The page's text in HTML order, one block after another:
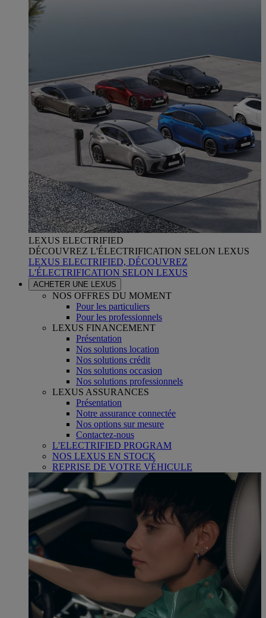
LEXUS ELECTRIFIED
DÉCOUVREZ L'ÉLECTRIFICATION SELON LEXUS
LEXUS ELECTRIFIED, DÉCOUVREZ
L'ÉLECTRIFICATION SELON LEXUS
ACHETER UNE LEXUS
NOS OFFRES DU MOMENT
Pour les particuliers
Pour les professionnels
LEXUS FINANCEMENT
Présentation
Nos solutions location
Nos solutions crédit
Nos solutions occasion
Nos solutions professionnels
LEXUS ASSURANCES
Présentation
Notre assurance connectée
Nos options sur mesure
Contactez-nous
L'ELECTRIFIED PROGRAM
NOS LEXUS EN STOCK
REPRISE DE VOTRE VÉHICULE